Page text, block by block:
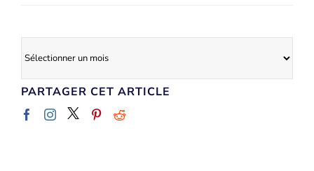
PARTAGER CET ARTICLE